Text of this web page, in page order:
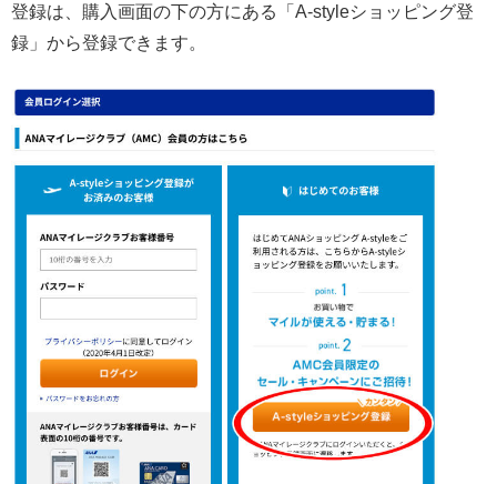
登録は、購入画面の下の方にある「A-styleショッピング登
録」から登録できます。